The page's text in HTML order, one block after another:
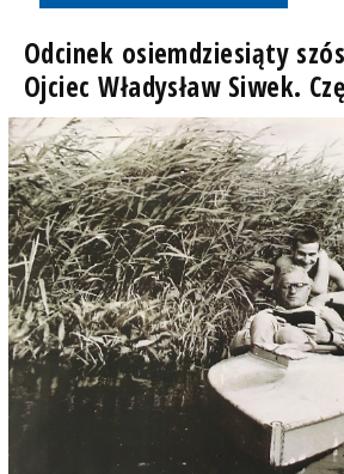
Odcinek osiemdziesiąty
Ojciec Władysław Siwek.